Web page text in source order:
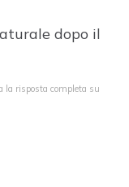
dopo il
la risposta completa su